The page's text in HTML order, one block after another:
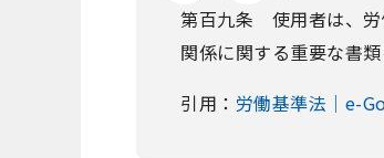
第百九条 使用者は、労
関係に関する重要な書
引用： 労働基準法｜e-